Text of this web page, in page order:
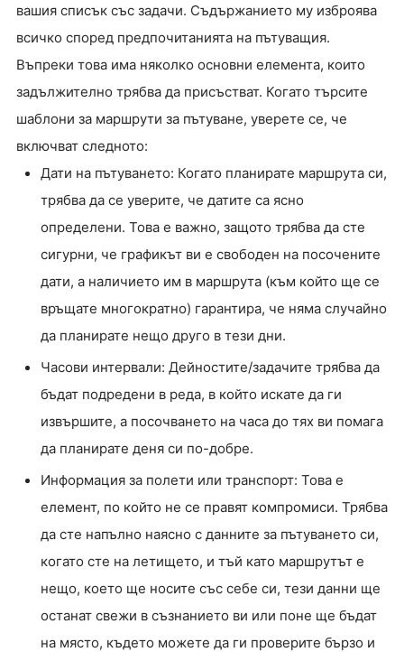
вашия списък със задачи. Съдържанието му изброява
всичко според предпочитанията на пътуващия.
Въпреки това има няколко основни елемента, които
задължително трябва да присъстват. Когато търсите
шаблони за маршрути за пътуване, уверете се, че
включват следното:
Дати на пътуването: Когато планирате маршрута си,
трябва да се уверите, че датите са ясно
определени. Това е важно, защото трябва да сте
сигурни, че графикът ви е свободен на посочените
дати, а наличието им в маршрута (към който ще се
връщате многократно) гарантира, че няма случайно
да планирате нещо друго в тези дни.
Часови интервали: Дейностите/задачите трябва да
бъдат подредени в реда, в който искате да ги
извършите, а посочването на часа до тях ви помага
да планирате деня си по-добре.
Информация за полети или транспорт: Това е
елемент, по който не се правят компромиси. Трябва
да сте напълно наясно с данните за пътуването си,
когато сте на летището, и тъй като маршрутът е
нещо, което ще носите със себе си, тези данни ще
останат свежи в съзнанието ви или поне ще бъдат
на място, където можете да ги проверите бързо и